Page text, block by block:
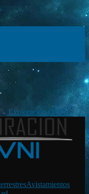
Exploración OVNI
Avistamientos